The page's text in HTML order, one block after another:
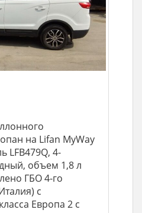
на Lifan MyWay
LFB479Q, 4-
объем 1,8 л
ГБО 4-го
с
Европа 2 с